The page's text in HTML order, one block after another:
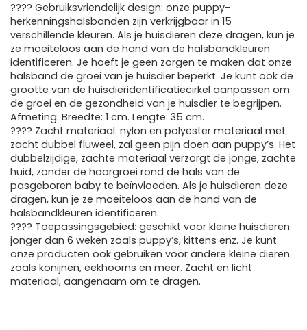
???? Gebruiksvriendelijk design: onze puppy-
herkenningshalsbanden zijn verkrijgbaar in 15
verschillende kleuren. Als je huisdieren deze dragen, kun je
ze moeiteloos aan de hand van de halsbandkleuren
identificeren. Je hoeft je geen zorgen te maken dat onze
halsband de groei van je huisdier beperkt. Je kunt ook de
grootte van de huisdieridentificatiecirkel aanpassen om
de groei en de gezondheid van je huisdier te begrijpen.
Afmeting: Breedte: 1 cm. Lengte: 35 cm.
???? Zacht materiaal: nylon en polyester materiaal met
zacht dubbel fluweel, zal geen pijn doen aan puppy’s. Het
dubbelzijdige, zachte materiaal verzorgt de jonge, zachte
huid, zonder de haargroei rond de hals van de
pasgeboren baby te beïnvloeden. Als je huisdieren deze
dragen, kun je ze moeiteloos aan de hand van de
halsbandkleuren identificeren.
???? Toepassingsgebied: geschikt voor kleine huisdieren
jonger dan 6 weken zoals puppy’s, kittens enz. Je kunt
onze producten ook gebruiken voor andere kleine dieren
zoals konijnen, eekhoorns en meer. Zacht en licht
materiaal, aangenaam om te dragen.